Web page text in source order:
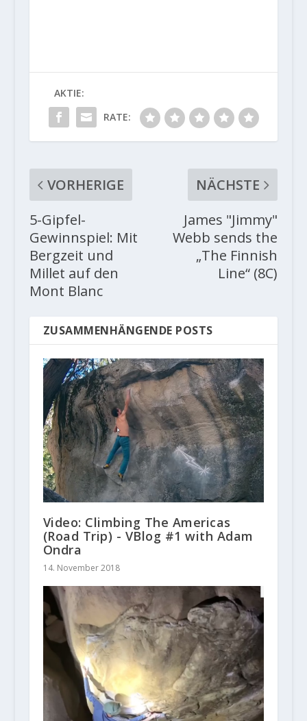
AKTIE:
RATE:
VORHERIGE
5-Gipfel-
Gewinnspiel: Mit
Bergzeit und
Millet auf den
Mont Blanc
NÄCHSTE
James "Jimmy"
Webb sends the
„The Finnish
Line“ (8C)
ZUSAMMENHÄNGENDE POSTS
Video: Climbing The Americas
(Road Trip) - VBlog #1 with Adam
Ondra
14. November 2018